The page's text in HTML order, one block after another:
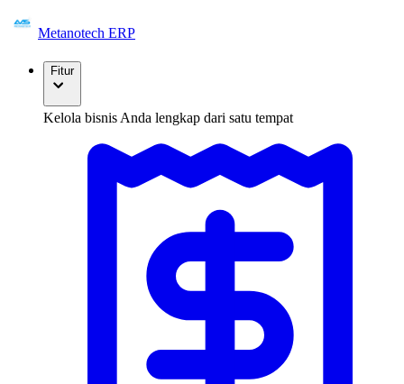
Metanotech ERP
Fitur
Kelola bisnis Anda lengkap dari satu tempat